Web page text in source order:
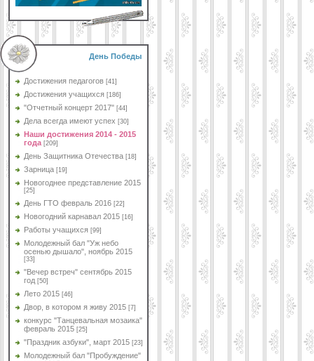
День Победы
Достижения педагогов [41]
Достижения учащихся [186]
"Отчетный концерт 2017" [44]
Дела всегда имеют успех [30]
Наши достижения 2014 - 2015
года [209]
День Защитника Отечества [18]
Зарница [19]
Новогоднее представление 2015
[25]
День ГТО февраль 2016 [22]
Новогодний карнавал 2015 [16]
Работы учащихся [99]
Молодежный бал "Уж небо
осенью дышало", ноябрь 2015
[33]
"Вечер встреч" сентябрь 2015
год [50]
Лето 2015 [46]
Двор, в котором я живу 2015 [7]
конкурс "Танцевальная мозаика"
февраль 2015 [25]
"Праздник азбуки", март 2015 [23]
Молодежный бал "Пробуждение"